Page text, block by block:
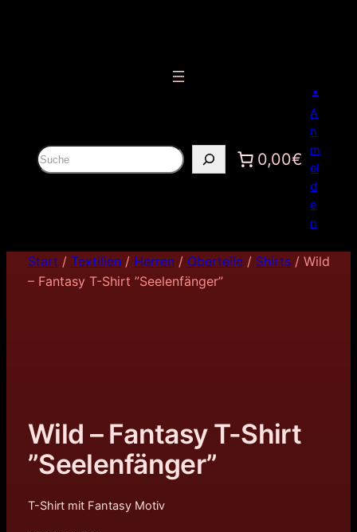
S
u
0,00€
A
n
m
el
d
e
n
Start / Textilien/ Herren/ Oberteile/ Shirts/ Wild
– Fantasy T-Shirt ”Seelenfänger”
Wild – Fantasy T-Shirt
”Seelenfänger”
T-Shirt mit Fantasy Motiv